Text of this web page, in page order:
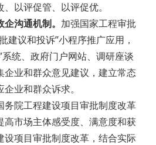
以评促管、以评促优。
沟通机制。 加强国家工程审批
建议和投诉”小程序推广应用，
统、政府门户网站、调研座谈
企业和群众意见建议，建立常态
业和群众诉求。
务院工程建设项目审批制度改革
高市场主体感受度、满意度和获
设项目审批制度改革，结合实际